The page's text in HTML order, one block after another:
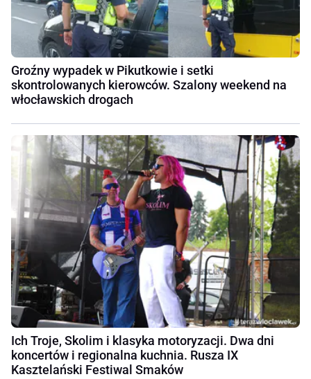
Groźny wypadek w Pikutkowie i setki
skontrolowanych kierowców. Szalony weekend na
włocławskich drogach
Ich Troje, Skolim i klasyka motoryzacji. Dwa dni
koncertów i regionalna kuchnia. Rusza IX
Kasztelański Festiwal Smaków